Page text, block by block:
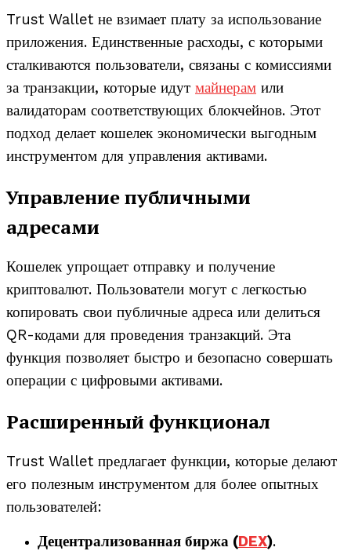
Trust Wallet не взимает плату за использование
приложения. Единственные расходы, с которыми
сталкиваются пользователи, связаны с комиссиями
за транзакции, которые идут майнерам или
валидаторам соответствующих блокчейнов. Этот
подход делает кошелек экономически выгодным
инструментом для управления активами.
Управление публичными
адресами
Кошелек упрощает отправку и получение
криптовалют. Пользователи могут с легкостью
копировать свои публичные адреса или делиться
QR-кодами для проведения транзакций. Эта
функция позволяет быстро и безопасно совершать
операции с цифровыми активами.
Расширенный функционал
Trust Wallet предлагает функции, которые делают
его полезным инструментом для более опытных
пользователей:
Децентрализованная биржа (DEX).